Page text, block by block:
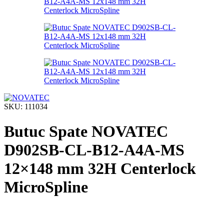
SKU: 111034
Butuc Spate NOVATEC
D902SB-CL-B12-A4A-MS
12×148 mm 32H Centerlock
MicroSpline